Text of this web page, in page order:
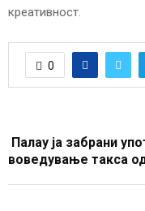
креативност.
0
Палау ја забрани
воведување такса